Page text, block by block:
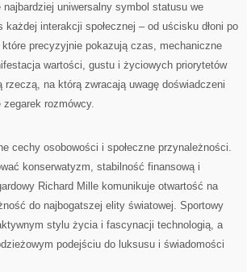
uniwersalny symbol statusu we
interakcji społecznej – od uścisku dłoni po
precyzyjnie pokazują czas, mechaniczne
wartości, gustu i życiowych priorytetów
na którą zwracają uwagę doświadczeni
zegarek rozmówcy.
cechy osobowości i społeczne przynależności.
konserwatyzm, stabilność finansową i
Richard Mille komunikuje otwartość na
do najbogatszej elity światowej. Sportowy
stylu życia i fascynacji technologią, a
podejściu do luksusu i świadomości